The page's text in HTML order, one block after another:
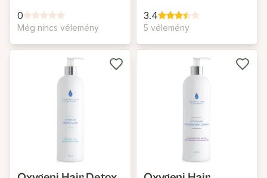
0
Még nincs vélemény
3.4
5 vélemény